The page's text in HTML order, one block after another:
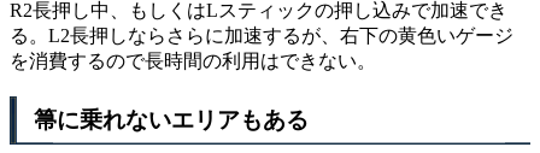
R2長押し中、もしくはLスティックの押し込みで加速でき
る。L2長押しならさらに加速するが、右下の黄色いゲージ
を消費するので長時間の利用はできない。
箒に乗れないエリアもある